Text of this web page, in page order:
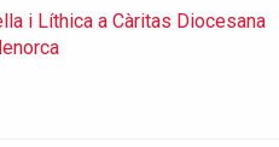
i Líthica a Càritas Diocesana